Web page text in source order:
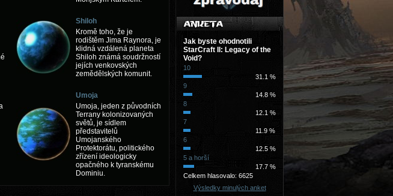
Shiloh
Kromě toho, že je
rodištěm Jima Raynora, je
klidná vzdálená planeta
Shiloh známá soudržností
jejích venkovských
zemědělských komunit.
Umoja
Umoja, jeden z původních
Terrany kolonizovaných
světů, je sídlem
představitelů
Umojanského
Protektorátu, politického
zřízení ideologicky
opačného k tyranskému
Dominiu.
Jak byste ohodnotili
StarCraft II: Legacy of the
Void?
10
31.1 %
9
14.8 %
8
12.1 %
7
11.9 %
6
12.5 %
5 a horší
17.7 %
Celkem hlasovalo: 6625
Výsledky minulých anket